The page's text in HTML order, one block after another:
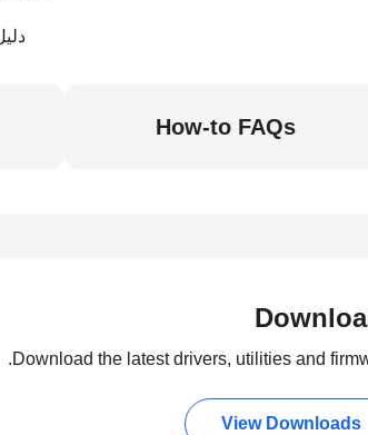
How-to FAQs
Download the latest drivers, utilities and
View Downloads